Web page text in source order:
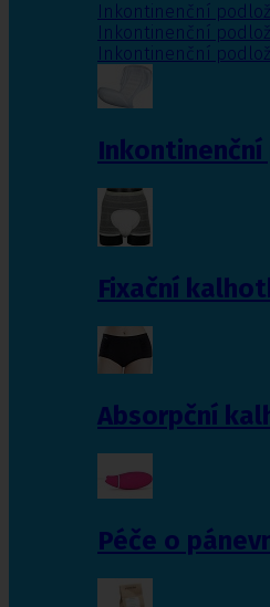
Inkontinenční
Inkontinenční
Inkontinenční
Inkontinenční
Fixační
Absorpční
Péče o